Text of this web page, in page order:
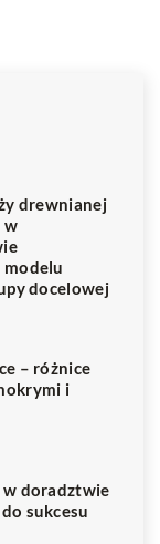
drewnianej
w
docelowej
– różnice
i
doradztwie
sukcesu